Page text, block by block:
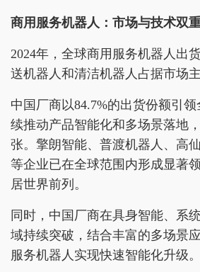
商用服务机器人：市场与技术双
2024年，全球商用服务机器人出
送机器人和清洁机器人占据市场主
中国厂商以84.7%的出货份额引
续推动产品智能化和多场景落地
张。擎朗智能、普渡机器人、高
等企业已在全球范围内形成显著
居世界前列。
同时，中国厂商在具身智能、系
域持续突破，结合丰富的多场景
服务机器人实现快速智能化升级。